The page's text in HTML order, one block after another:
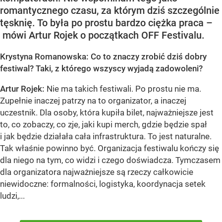
romantycznego czasu, za którym dziś szczególnie
tęsknię. To była po prostu bardzo ciężka praca –
mówi Artur Rojek o początkach OFF Festivalu.
Krystyna Romanowska: Co to znaczy zrobić dziś dobry
festiwal? Taki, z którego wszyscy wyjadą zadowoleni?
Artur Rojek: Nie ma takich festiwali. Po prostu nie ma.
Zupełnie inaczej patrzy na to organizator, a inaczej
uczestnik. Dla osoby, która kupiła bilet, najważniejsze jest
to, co zobaczy, co zje, jaki kupi merch, gdzie będzie spał
i jak będzie działała cała infrastruktura. To jest naturalne.
Tak właśnie powinno być. Organizacja festiwalu kończy się
dla niego na tym, co widzi i czego doświadcza. Tymczasem
dla organizatora najważniejsze są rzeczy całkowicie
niewidoczne: formalności, logistyka, koordynacja setek
ludzi,...